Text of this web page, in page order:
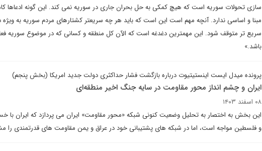
سازی تحولات سوریه است که هیچ کمکی به حل بحران جاری در سوریه نمی کند. این گونه ادعاها
مبنا و اساسی ندارد. آنچه مهم است این است که باید هر چه سریعتر کشتارهای مردم سوریه به
سریع تر متوقف شود. این مهمترین دغدغه است که الآن کل منطقه و کسانی که در موضوع سوریه
باشد.»
پرونده میدل ایست اینستیتیوت درباره بازگشت فشار حداکثری دولت جدید امریکا (بخش پنجم)
ایران و چشم انداز محور مقاومت در سایه جنگ اخیر منطقه‌ای
۰۸ اسفند ۱۴۰۳
این بخش به اختصار به تحلیل وضعیت کنونی شبکه «محور مقاومت» ایران می پردازد که ایران با
و فلسطین مواجه است، اما در شبکه های پشتیبانی خود در عراق و یمن مقاومت های قدرتمندی را